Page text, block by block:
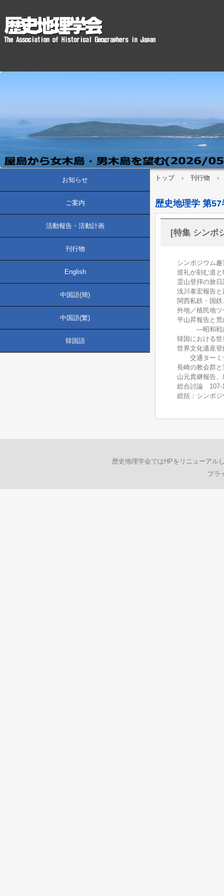
トップ › 刊行物 ›
歴史地理学 第
[特集 シンポ
シンポジウム
巡礼が刻む道
霊山登拝の旅
浅川泰宏報告
関西私鉄・国
外地／植民地
平山昇報告と
―昭和戦前
韓国における
世界文化遺産
交通ターミ
長崎の教会群
山元貴継報告
総合討論 107-
総括：シンポ
お知らせ
ご案内
活動報告・活動計画
刊行物
English
中国語(簡)
中国語(繁)
韓国語
歴史地理学会ではHPをリニューアル
プラ